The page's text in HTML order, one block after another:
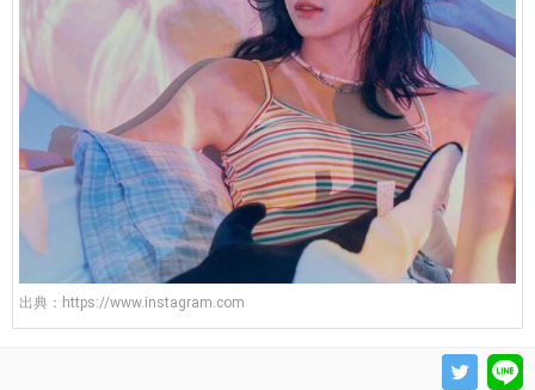
出典： https://www.instagram.com